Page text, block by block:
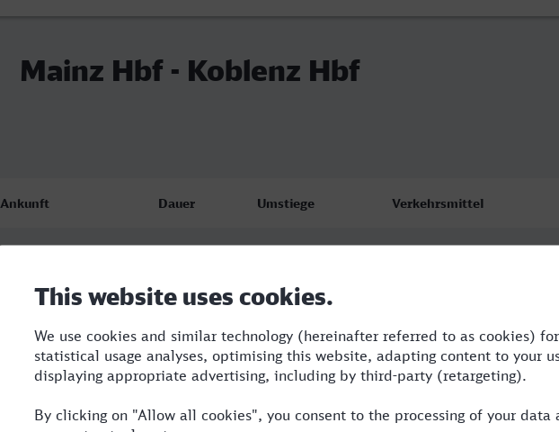
Mainz Hbf - Koblenz Hbf
Ankunft Dauer Umstiege Verkehrsmittel
Koblenz Hbf
1:29 TR